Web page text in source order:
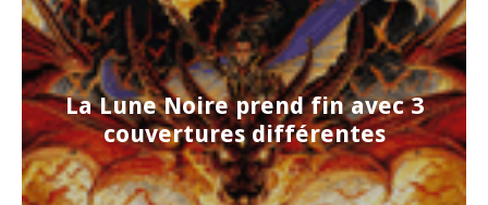
La Lune Noire prend fin avec 3
couvertures différentes